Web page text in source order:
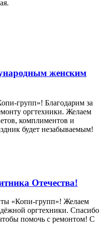
женским
Благодарим за
оргтехники. Желаем
комплиментов и
будет незабываемым!
Отечества!
«Копи‑групп»! Желаем
оргтехники. Спасибо
помочь с ремонтом! С